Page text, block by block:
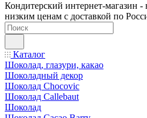
Кондитерский интернет-магазин -
низким ценам с доставкой по
Каталог
Шоколад, глазури, какао
Шоколадный декор
Шоколад Chocovic
Шоколад Callebaut
Шоколад